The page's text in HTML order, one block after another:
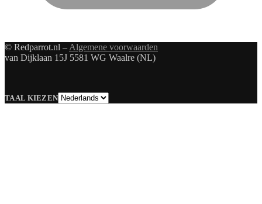
© Redparrot.nl – Algemene voorwaarden
van Dijklaan 15J 5581 WG Waalre (NL)
TAAL KIEZENTaal